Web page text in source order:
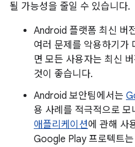
될 가능성을 줄일 수 있습니다.
Android 플랫폼 최신 버
여러 문제를 악용하기가
면 모든 사용자는 최신
것이 좋습니다.
Android 보안팀에서는
용 사례를 적극적으로 모
애플리케이션에 관해 사
Google Play 프로텍트는